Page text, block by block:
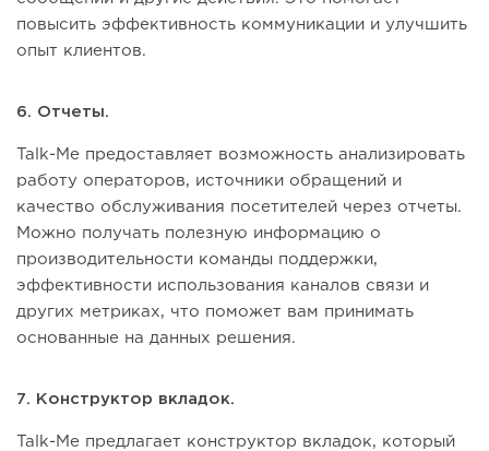
повысить эффективность коммуникации и улучшить
опыт клиентов.
6. Отчеты.
Talk-Me предоставляет возможность анализировать
работу операторов, источники обращений и
качество обслуживания посетителей через отчеты.
Можно получать полезную информацию о
производительности команды поддержки,
эффективности использования каналов связи и
других метриках, что поможет вам принимать
основанные на данных решения.
7. Конструктор вкладок.
Talk-Me предлагает конструктор вкладок, который